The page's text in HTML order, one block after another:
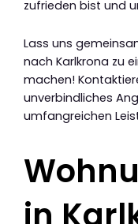
zufrieden bist und
Lass uns
nach Karlkrona zu
machen!
unverbindliches
umfangreichen